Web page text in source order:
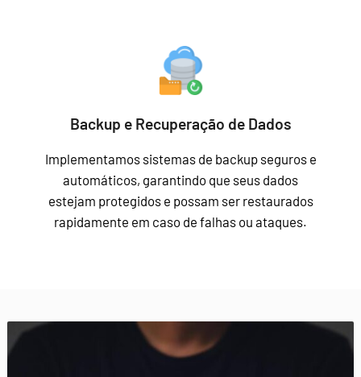
Backup e Recuperação de Dados
Implementamos sistemas de backup seguros e
automáticos, garantindo que seus dados
estejam protegidos e possam ser restaurados
rapidamente em caso de falhas ou ataques.